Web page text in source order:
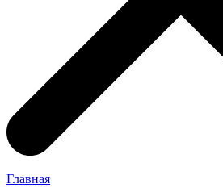
Главная